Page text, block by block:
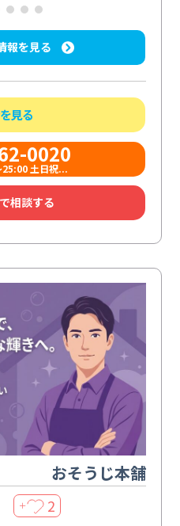
報を見る
見る
0020
土日祝...
相談する
おそうじ本舗
＋ 2